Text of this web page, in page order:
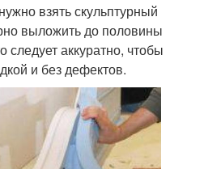
взять скульптурный
выложить до половины
следует аккуратно, чтобы
и без дефектов.